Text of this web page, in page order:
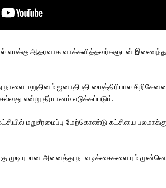
எமக்கு ஆதரவாக வாக்களித்தவர்களுடன்
மறுதினம் ஜனாதிபதி மைத்திரிபால
என்று தீர்மானம் எடுக்கப்படும்.
மறுசீரமைப்பு மேற்கொண்டு கட்சியை
முடியுமான அனைத்து நடவடிக்கைகளையும்